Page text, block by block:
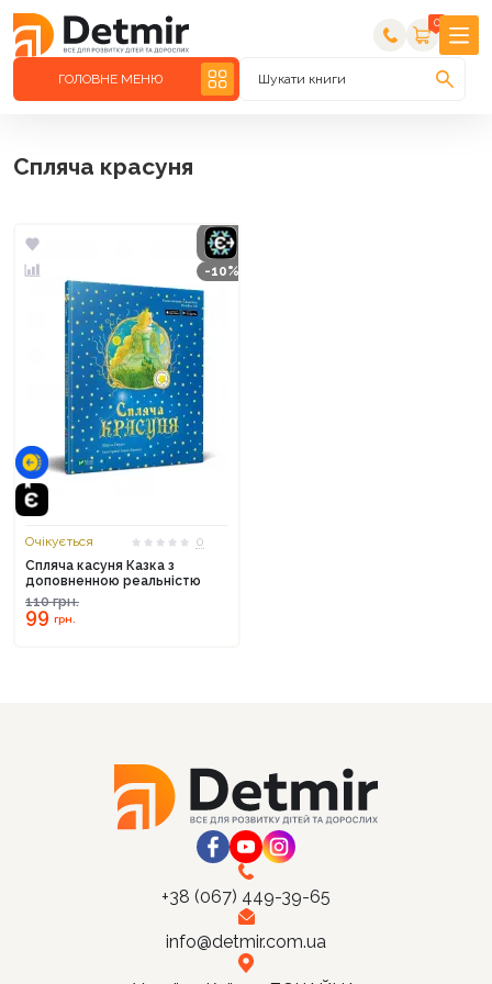
0
ГОЛОВНЕ МЕНЮ Шукати книги
Спляча красуня
-10%
Очікується
0
Спляча касуня Казка з
доповненною реальністю
110грн.
99 грн.
+38 (067) 449-39-65
info@detmir.com.ua